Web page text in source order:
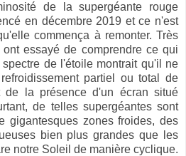
de la supergéante rouge
en décembre 2019 et ce n'est
commença à remonter. Très
essayé de comprendre ce qui
de l'étoile montrait qu'il ne
partiel ou total de
de la présence d'un écran situé
de telles supergéantes sont
gigantesques zones froides, des
bien plus grandes que les
notre Soleil de manière cyclique.